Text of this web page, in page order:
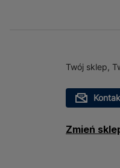
Twój sklep,
Zmień